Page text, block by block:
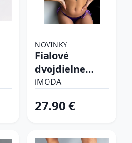
NOVINKY
Fialové
dvojdielne
plavky
iMODA
27.90 €